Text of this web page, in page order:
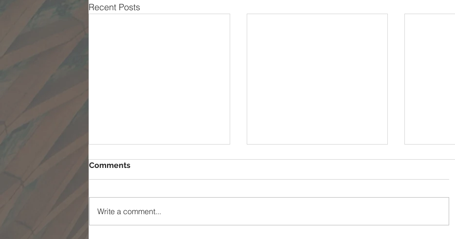
Recent Posts
ممکن شدن غیر ممکن ها
Comments
Write a comment...